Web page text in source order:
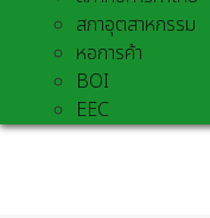
สภาอุตสาหกรรม
หอการค้า
BOI
EEC